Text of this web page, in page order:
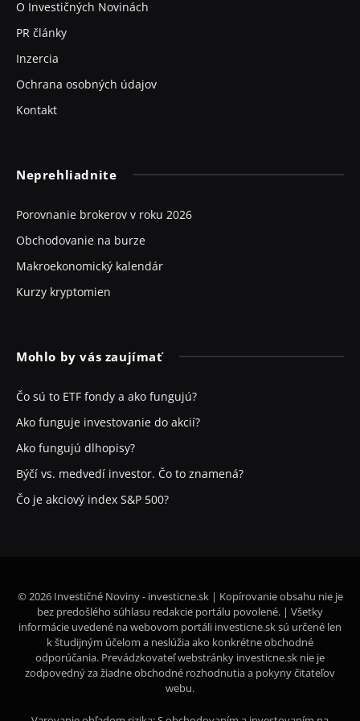
O Investičných Novinách
PR články
Inzercia
Ochrana osobných údajov
Kontakt
Neprehliadnite
Porovnanie brokerov v roku 2026
Obchodovanie na burze
Makroekonomický kalendár
Kurzy kryptomien
Mohlo by vás zaujímať
Čo sú to ETF fondy a ako fungujú?
Ako funguje investovanie do akcií?
Ako fungujú dlhopisy?
Býčí vs. medvedí investor. Čo to znamená?
Čo je akciový index S&P 500?
© 2026 Investičné Noviny - investicne.sk | Kopírovanie obsahu nie je
bez predošlého súhlasu redakcie portálu povolené. | Všetky
informácie uvedené na webovom portáli investicne.sk sú určené len
k študijným účelom a neslúžia ako konkrétne obchodné
odporúčania. Prevádzkovateľ webstránky investicne.sk nie je
zodpovedný za žiadne obchodné rozhodnutia a pokyny čitateľov
webu.